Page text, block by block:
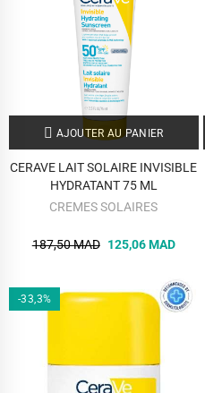
AJOUTER AU PANIER
CERAVE LAIT SOLAIRE INVISIBLE
HYDRATANT 75 ML
CREMES SOLAIRES
187,50 MAD 125,06 MAD
-33,3%